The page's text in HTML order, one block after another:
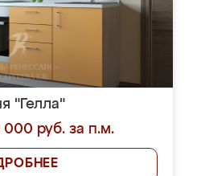
"Гелла"
000 руб. за п.м.